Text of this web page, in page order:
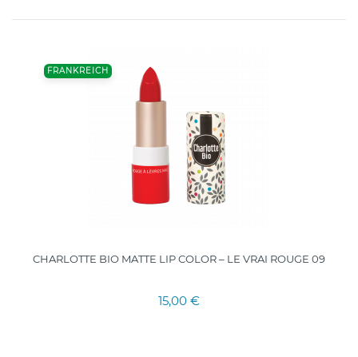
FRANKREICH
CHARLOTTE BIO MATTE LIP COLOR – LE VRAI ROUGE 09
15,00 €